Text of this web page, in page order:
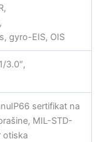
gyro-EIS, OIS
3.0″,
sertifikat na
MIL-STD-
otiska